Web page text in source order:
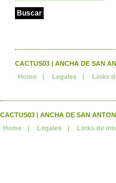
CACTUS03 | ANCHA DE SAN
Home
| Legales | Links
CACTUS03 | ANCHA DE SAN
Home
| Legales | Links de